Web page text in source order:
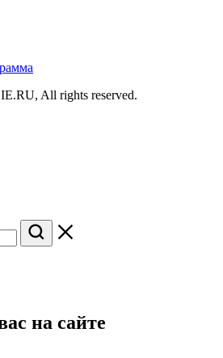
All rights reserved.
на сайте